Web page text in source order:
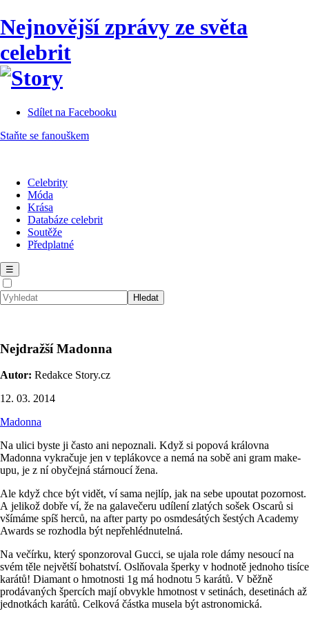
Nejnovější zprávy ze světa
celebrit
Sdílet na Facebooku
Staňte se fanouškem
Celebrity
Móda
Krása
Databáze celebrit
Soutěže
Předplatné
☰
Nejdražší Madonna
Autor: Redakce Story.cz
12. 03. 2014
Madonna
Na ulici byste ji často ani nepoznali. Když si popová královna
Madonna vykračuje jen v teplákovce a nemá na sobě ani gram make-
upu, je z ní obyčejná stárnoucí žena.
Ale když chce být vidět, ví sama nejlíp, jak na sebe upoutat pozornost.
A jelikož dobře ví, že na galavečeru udílení zlatých sošek Oscarů si
všímáme spíš herců, na after party po osmdesátých šestých Academy
Awards se rozhodla být nepřehlédnutelná.
Na večírku, který sponzoroval Gucci, se ujala role dámy nesoucí na
svém těle největší bohatství. Oslňovala šperky v hodnotě jednoho tisíce
karátů! Diamant o hmotnosti 1g má hodnotu 5 karátů. V běžně
prodávaných špercích mají obvykle hmotnost v setinách, desetinách až
jednotkách karátů. Celková částka musela být astronomická.